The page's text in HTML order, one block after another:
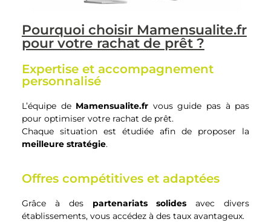
Pourquoi choisir Mamensualite.fr
pour votre rachat de prêt ?
Expertise et accompagnement
personnalisé
L’équipe de Mamensualite.fr vous guide pas à pas
pour optimiser votre rachat de prêt.
Chaque situation est étudiée afin de proposer la
meilleure stratégie.
Offres compétitives et adaptées
Grâce à des partenariats solides avec divers
établissements, vous accédez à des taux avantageux.